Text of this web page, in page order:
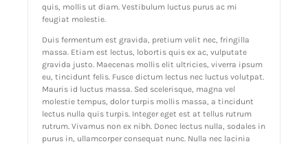
quis, mollis ut diam. Vestibulum luctus purus ac mi
feugiat molestie.
Duis fermentum est gravida, pretium velit nec, fringilla
massa. Etiam est lectus, lobortis quis ex ac, vulputate
gravida justo. Maecenas mollis elit ultricies, viverra ipsum
eu, tincidunt felis. Fusce dictum lectus nec luctus volutpat.
Mauris id luctus massa. Sed scelerisque, magna vel
molestie tempus, dolor turpis mollis massa, a tincidunt
lectus nulla quis turpis. Integer eget est at tellus rutrum
rutrum. Vivamus non ex nibh. Donec lectus nulla, sodales in
purus in, ullamcorper consequat nunc. Nulla nec lacinia